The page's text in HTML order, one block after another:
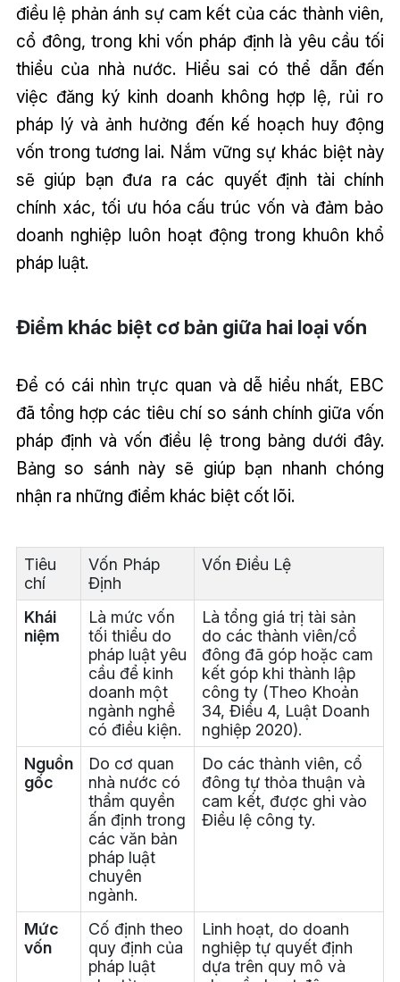
điều lệ phản ánh sự cam kết của các thành viên,
cổ đông, trong khi vốn pháp định là yêu cầu tối
thiểu của nhà nước. Hiểu sai có thể dẫn đến
việc đăng ký kinh doanh không hợp lệ, rủi ro
pháp lý và ảnh hưởng đến kế hoạch huy động
vốn trong tương lai. Nắm vững sự khác biệt này
sẽ giúp bạn đưa ra các quyết định tài chính
chính xác, tối ưu hóa cấu trúc vốn và đảm bảo
doanh nghiệp luôn hoạt động trong khuôn khổ
pháp luật.
Điểm khác biệt cơ bản giữa hai loại vốn
Để có cái nhìn trực quan và dễ hiểu nhất, EBC
đã tổng hợp các tiêu chí so sánh chính giữa vốn
pháp định và vốn điều lệ trong bảng dưới đây.
Bảng so sánh này sẽ giúp bạn nhanh chóng
nhận ra những điểm khác biệt cốt lõi.
Tiêu
chí
Vốn Pháp
Định
Vốn Điều Lệ
Khái
niệm
Là mức vốn
tối thiểu do
pháp luật yêu
cầu để kinh
doanh một
ngành nghề
có điều kiện.
Là tổng giá trị tài sản
do các thành viên/cổ
đông đã góp hoặc cam
kết góp khi thành lập
công ty (Theo Khoản
34, Điều 4, Luật Doanh
nghiệp 2020).
Nguồn
gốc
Do cơ quan
nhà nước có
thẩm quyền
ấn định trong
các văn bản
pháp luật
chuyên
ngành.
Do các thành viên, cổ
đông tự thỏa thuận và
cam kết, được ghi vào
Điều lệ công ty.
Mức
vốn
Cố định theo
quy định của
pháp luật
Linh hoạt, do doanh
nghiệp tự quyết định
dựa trên quy mô và